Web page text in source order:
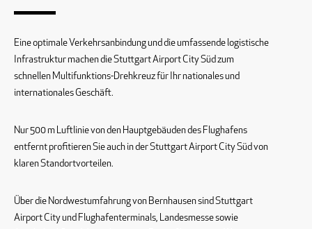
Eine optimale Verkehrsanbindung und die umfassende logistische
Infrastruktur machen die Stuttgart Airport City Süd zum
schnellen Multifunktions-Drehkreuz für Ihr nationales und
internationales Geschäft.
Nur 500 m Luftlinie von den Hauptgebäuden des Flughafens
entfernt profitieren Sie auch in der Stuttgart Airport City Süd von
klaren Standortvorteilen.
Über die Nordwestumfahrung von Bernhausen sind Stuttgart
Airport City und Flughafenterminals, Landesmesse sowie